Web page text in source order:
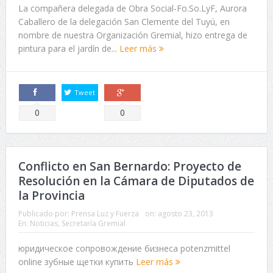
La compañera delegada de Obra Social-Fo.So.LyF, Aurora
Caballero de la delegación San Clemente del Tuyú, en
nombre de nuestra Organización Gremial, hizo entrega de
pintura para el jardín de... Leer más
Comparte
0
Tweet
Comparte
0
Conflicto en San Bernardo: Proyecto de
Resolución en la Cámara de Diputados de
la Provincia
Publicado por: Prensa Luz y Fuerza on: agosto 23, 2013
En: Noticias, Secretaría Gremial
юридическое сопровождение бизнеса potenzmittel
online зубные щетки купить Leer más